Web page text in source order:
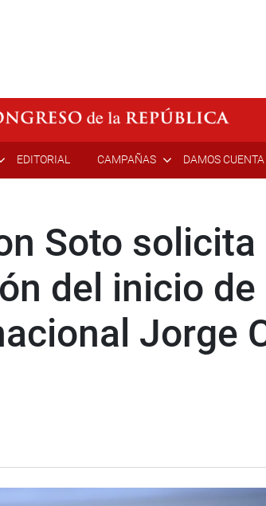
EDITORIAL CAMPAÑAS DAMOS CUENTA
Soto
del inicio de
Jorge